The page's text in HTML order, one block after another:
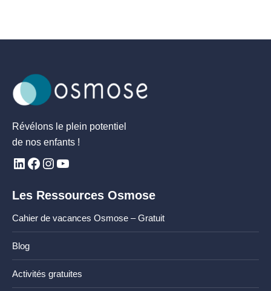
Révélons le plein potentiel
de nos enfants !
Les Ressources Osmose
Cahier de vacances Osmose – Gratuit
Blog
Activités gratuites